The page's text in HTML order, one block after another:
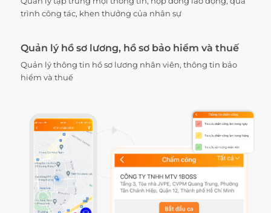
trình công tác, khen thưởng của nhân sự
Quản lý hồ sơ lương, hồ sơ bảo hiểm và thuế
Quản lý thông tin hồ sơ lương nhân viên, thông tin bảo
hiểm và thuế